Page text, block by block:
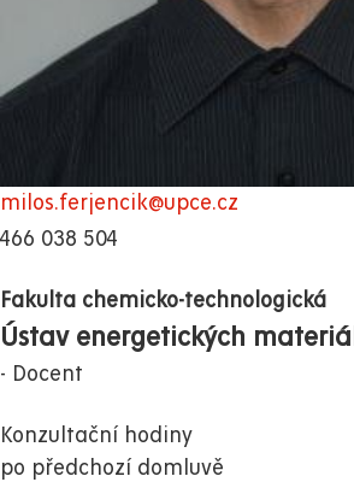
milos.ferjencik@upce.cz
466 038 504
Fakulta chemicko-technologická
Ústav energetických
Docent
Konzultační hodiny
po předchozí domluvě